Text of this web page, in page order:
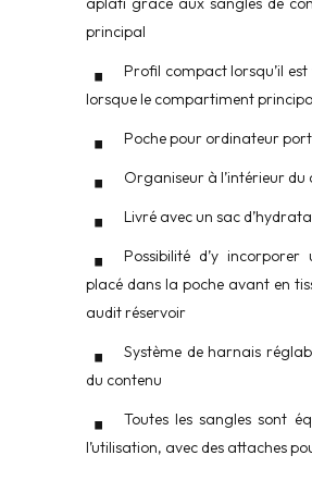
principal
Profil compact lorsqu’il
lorsque le compartiment
Poche pour ordinateur
Organiseur à l’intérieur
Livré avec un sac
Possibilité d’y
placé dans la poche avant en
audit réservoir
Système de harnais
du contenu
Toutes les sangles sont
l’utilisation, avec des attaches